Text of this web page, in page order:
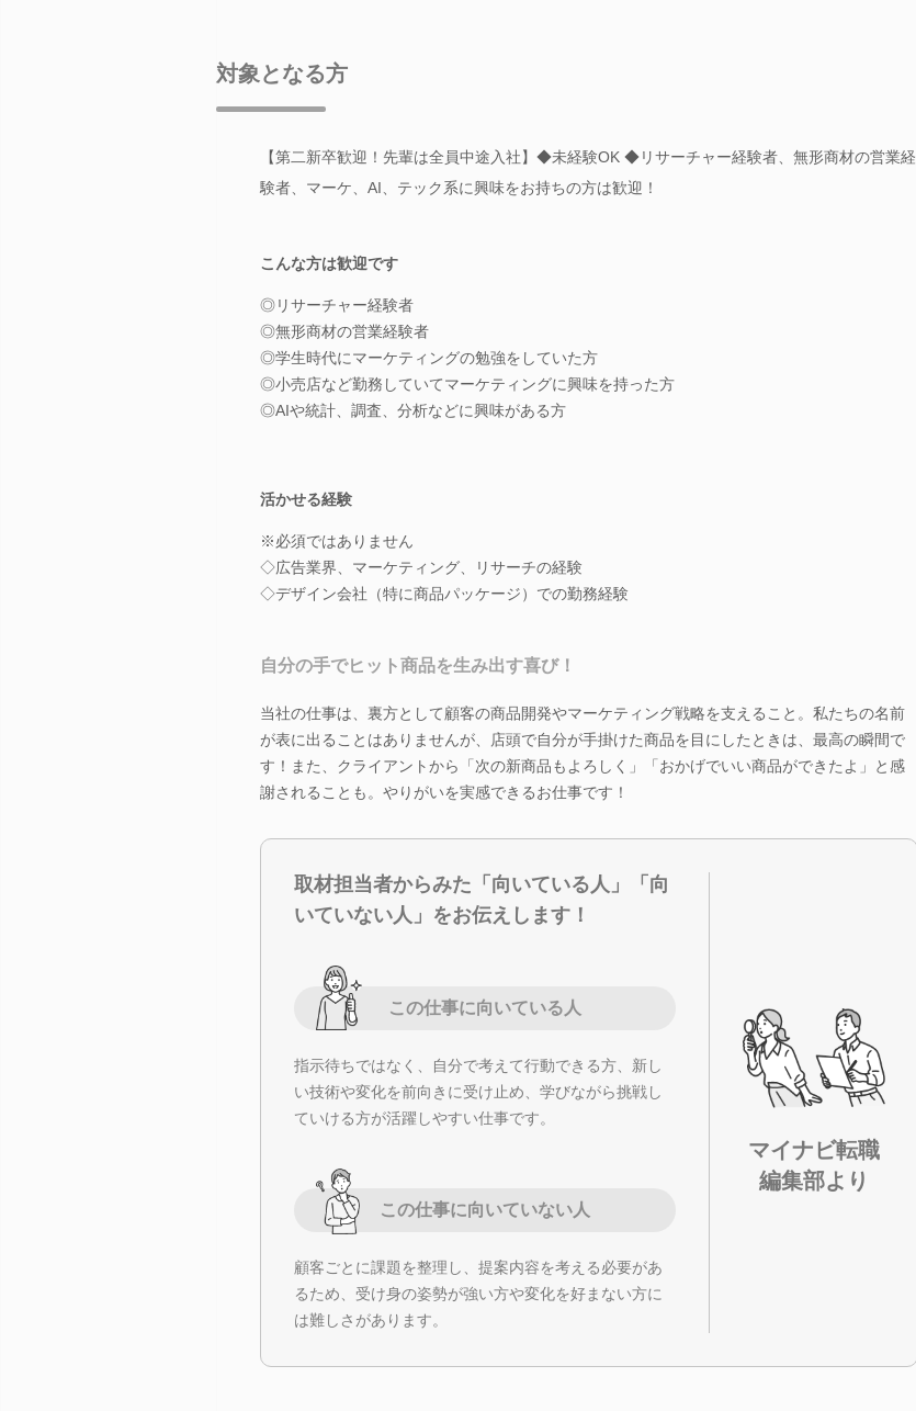
対象となる方
【第二新卒歓迎！先輩は全員中途入社】◆未経験OK ◆リサーチャー経験者、無形商材の営業経
験者、マーケ、AI、テック系に興味をお持ちの方は歓迎！
こんな方は歓迎です
◎リサーチャー経験者
◎無形商材の営業経験者
◎学生時代にマーケティングの勉強をしていた方
◎小売店など勤務していてマーケティングに興味を持った方
◎AIや統計、調査、分析などに興味がある方
活かせる経験
※必須ではありません
◇広告業界、マーケティング、リサーチの経験
◇デザイン会社（特に商品パッケージ）での勤務経験
自分の手でヒット商品を生み出す喜び！
当社の仕事は、裏方として顧客の商品開発やマーケティング戦略を支えること。私たちの名前
が表に出ることはありませんが、店頭で自分が手掛けた商品を目にしたときは、最高の瞬間で
す！また、クライアントから「次の新商品もよろしく」「おかげでいい商品ができたよ」と感
謝されることも。やりがいを実感できるお仕事です！
取材担当者からみた「向いている人」「向
いていない人」をお伝えします！
この仕事に向いている人
指示待ちではなく、自分で考えて行動できる方、新し
い技術や変化を前向きに受け止め、学びながら挑戦し
ていける方が活躍しやすい仕事です。
この仕事に向いていない人
顧客ごとに課題を整理し、提案内容を考える必要があ
るため、受け身の姿勢が強い方や変化を好まない方に
は難しさがあります。
マイナビ転職
編集部より